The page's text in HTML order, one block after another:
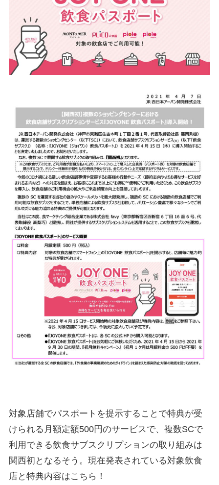
対象店舗でパスポートを提示することで特典が受
けられる月額定額500円のサービスで、複数SCで
利用できる飲食サブスクリプションの取り組みは
関西初となるそう。現在発表されている対象飲食
店と特典内容はこちら！